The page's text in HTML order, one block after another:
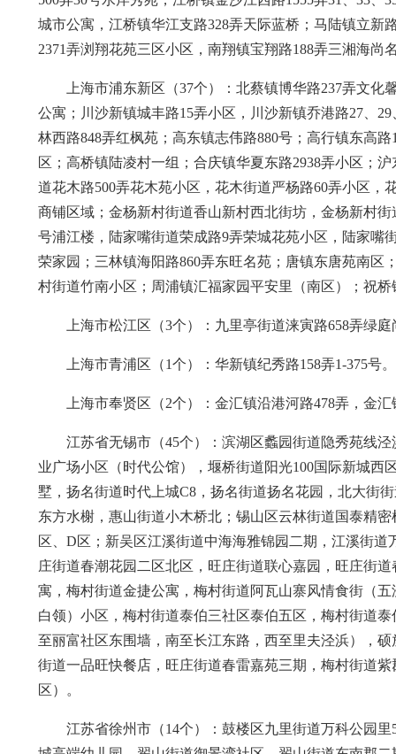
城市公寓，江桥镇华江支路328弄天际蓝桥；马陆镇立新
2371弄浏翔花苑三区小区，南翔镇宝翔路188弄三湘海尚
上海市浦东新区（37个）：北蔡镇博华路237弄文
公寓；川沙新镇城丰路15弄小区，川沙新镇乔港路27、
林西路848弄红枫苑；高东镇志伟路880号；高行镇东高
区；高桥镇陆凌村一组；合庆镇华夏东路2938弄小区；
道花木路500弄花木苑小区，花木街道严杨路60弄小区，
商铺区域；金杨新村街道香山新村西北街坊，金杨新村
号浦江楼，陆家嘴街道荣成路9弄荣城花苑小区，陆家嘴
荣家园；三林镇海阳路860弄东旺名苑；唐镇东唐苑南
村街道竹南小区；周浦镇汇福家园平安里（南区）；祝
上海市松江区（3个）：九里亭街道涞寅路658弄绿
上海市青浦区（1个）：华新镇纪秀路158弄1-375号。
上海市奉贤区（2个）：金汇镇沿港河路478弄，金
江苏省无锡市（45个）：滨湖区蠡园街道隐秀苑线
业广场小区（时代公馆），堰桥街道阳光100国际新城
墅，扬名街道时代上城C8，扬名街道扬名花园，北大街
东方水榭，惠山街道小木桥北；锡山区云林街道国泰精
区、D区；新吴区江溪街道中海海雅锦园二期，江溪街
庄街道春潮花园二区北区，旺庄街道联心嘉园，旺庄街
寓，梅村街道金捷公寓，梅村街道阿瓦山寨风情食街（
白领）小区，梅村街道泰伯三社区泰伯五区，梅村街道
至丽富社区东围墙，南至长江东路，西至里夫泾浜），
街道一品旺快餐店，旺庄街道春雷嘉苑三期，梅村街道
区）。
江苏省徐州市（14个）：鼓楼区九里街道万科公园